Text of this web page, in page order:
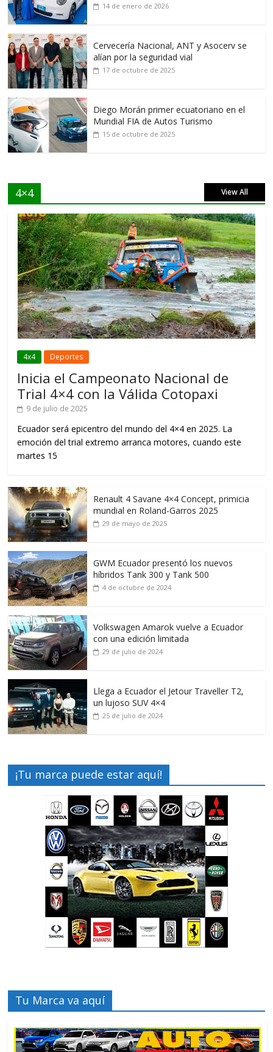
14 de enero de 2026
Cervecería Nacional, ANT y Asocerv se
alían por la seguridad vial
17 de octubre de 2025
Diego Morán primer ecuatoriano en el
Mundial FIA de Autos Turismo
15 de octubre de 2025
4×4 View All
4x4 Deportes
Inicia el Campeonato Nacional de
Trial 4×4 con la Válida Cotopaxi
9 de julio de 2025
Ecuador será epicentro del mundo del 4×4 en 2025. La
emoción del trial extremo arranca motores, cuando este
martes 15
Renault 4 Savane 4×4 Concept, primicia
mundial en Roland-Garros 2025
29 de mayo de 2025
GWM Ecuador presentó los nuevos
híbridos Tank 300 y Tank 500
4 de octubre de 2024
Volkswagen Amarok vuelve a Ecuador
con una edición limitada
29 de julio de 2024
Llega a Ecuador el Jetour Traveller T2,
un lujoso SUV 4×4
25 de julio de 2024
¡Tu marca puede estar aquí!
Tu Marca va aquí